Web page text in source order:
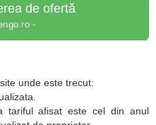
de ofertă
-
unde este trecut:
tariful afisat este cel din anul